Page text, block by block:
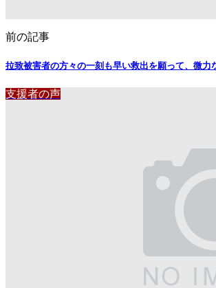
前の記事
拉致被害者の方々の一刻も早い救出を願って、微
支援者の声